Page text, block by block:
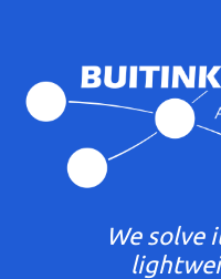
We solve